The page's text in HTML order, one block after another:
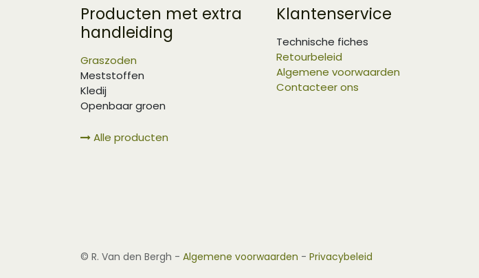
Producten met extra
handleiding
Graszoden
Meststoffen
Kledij
Openbaar groen
Alle producten
Klantenservice
Technische fiches
Retourbeleid
Algemene voorwaarden
Contacteer ons
© R. Van den Bergh - Algemene voorwaarden - Privacybeleid